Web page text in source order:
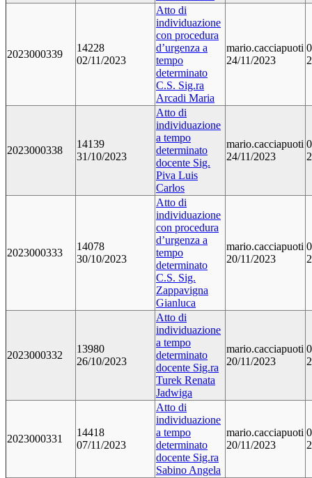
2023000339
14228
02/11/2023
Atto di
individuazione
con procedura
d’urgenza a
tempo
determinato
C.S. Sig.ra
Arcadi Maria
mario.cacciapuoti
24/11/2023
2023000338
14139
31/10/2023
Atto di
individuazione
a tempo
determinato
docente Sig.
Piva Luis
Carlos
mario.cacciapuoti
24/11/2023
2023000333
14078
30/10/2023
Atto di
individuazione
con procedura
d’urgenza a
tempo
determinato
C.S. Sig.
Zappavigna
Gianluca
mario.cacciapuoti
20/11/2023
2023000332
13980
26/10/2023
Atto di
individuazione
a tempo
determinato
docente Sig.ra
Turek Renata
Jadwiga
mario.cacciapuoti
20/11/2023
2023000331
14418
07/11/2023
Atto di
individuazione
a tempo
determinato
docente Sig.ra
Sabino Angela
mario.cacciapuoti
20/11/2023